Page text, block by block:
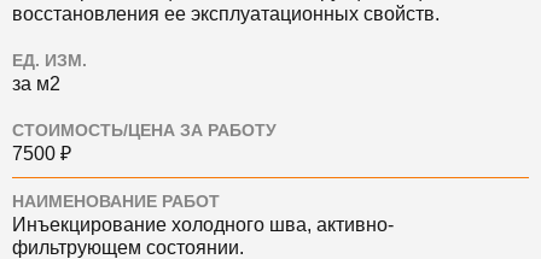
восстановления ее эксплуатационных свойств.
ЕД. ИЗМ.
за м2
СТОИМОСТЬ/ЦЕНА ЗА РАБОТУ
7500 ₽
НАИМЕНОВАНИЕ РАБОТ
Инъекцирование холодного шва, активно-
фильтрующем состоянии.